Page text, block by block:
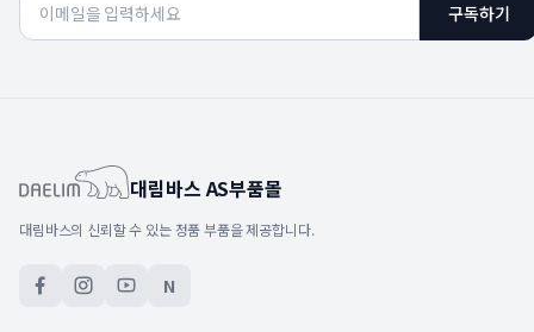
구독하기
대림바스 AS부품몰
대림바스의 신뢰할 수 있는 정품 부품을 제공합니다.
N